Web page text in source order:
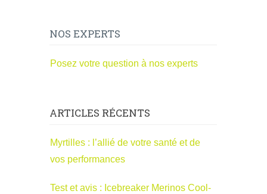
NOS EXPERTS
Posez votre question à nos experts
ARTICLES RÉCENTS
Myrtilles : l’allié de votre santé et de
vos performances
Test et avis : Icebreaker Merinos Cool-